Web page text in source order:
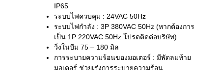
IP65
ระบบไฟควบคุม : 24VAC 50Hz
ระบบไฟกำลัง : 3P 380VAC 50Hz (หากต้องการ
เป็น 1P 220VAC 50Hz โปรดติดต่อบริษัท)
วิ่งในบีม 75 – 180 มิล
การระบายความร้อนของมอเตอร์ : มีพัดลมท้าย
มอเตอร์ ช่วยเร่งการระบายความร้อน